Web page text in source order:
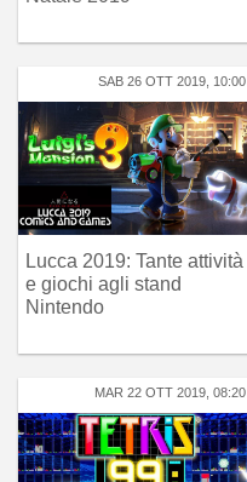
SAB 26 OTT 2019, 10:00
Lucca 2019: Tante attività
e giochi agli stand
Nintendo
MAR 22 OTT 2019, 08:20